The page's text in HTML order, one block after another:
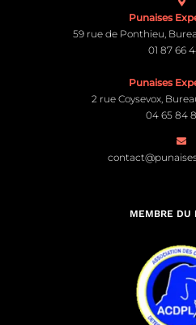
Punaises
59 rue de Ponthieu,
01 87 66
Punaises
2 rue Coysevox,
04 65 84
MEMBRE DU